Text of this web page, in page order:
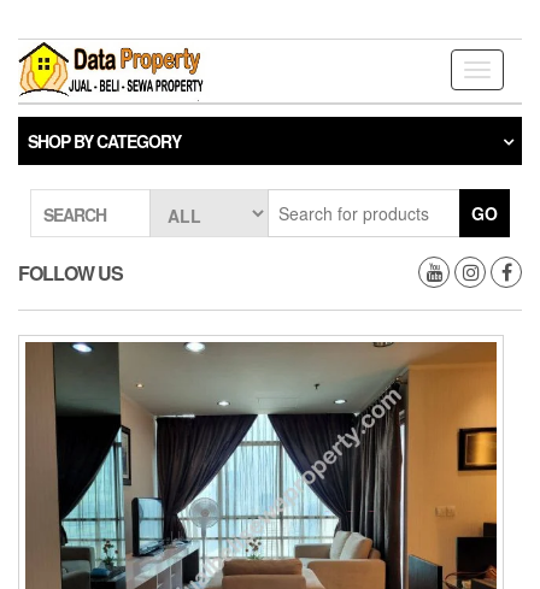
the
content
Toggle
SHOP BY CATEGORY
SEARCH GO
FOLLOW US